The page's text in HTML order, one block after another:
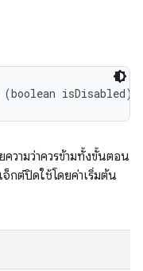
isDisabled)
วามว่าควรข้ามทั้งขั้นตอน
กต์ปิดใช้โดยค่าเริ่มต้น